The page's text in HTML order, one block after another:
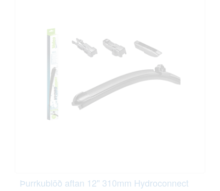
Þurrkublöð aftan 12" 310mm Hydroconnect